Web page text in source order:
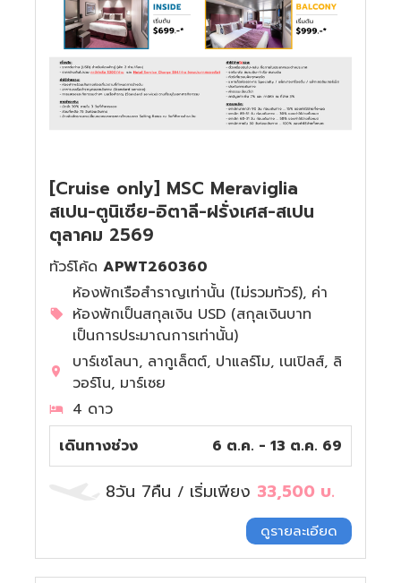
[Cruise only] MSC Meraviglia
สเปน-ตูนิเซีย-อิตาลี-ฝรั่งเศส-สเปน
ตุลาคม 2569
ทัวร์โค้ด APWT260360
ห้องพักเรือสำราญเท่านั้น (ไม่รวมทัวร์), ค่า
ห้องพักเป็นสกุลเงิน USD (สกุลเงินบาท
เป็นการประมาณการเท่านั้น)
บาร์เซโลนา, ลากูเล็ตต์, ปาแลร์โม, เนเปิลส์, ลิ
วอร์โน, มาร์เซย
4 ดาว
เดินทางช่วง
6 ต.ค. - 13 ต.ค. 69
8วัน 7คืน / เริ่มเพียง 33,500 บ.
ดูรายละเอียด